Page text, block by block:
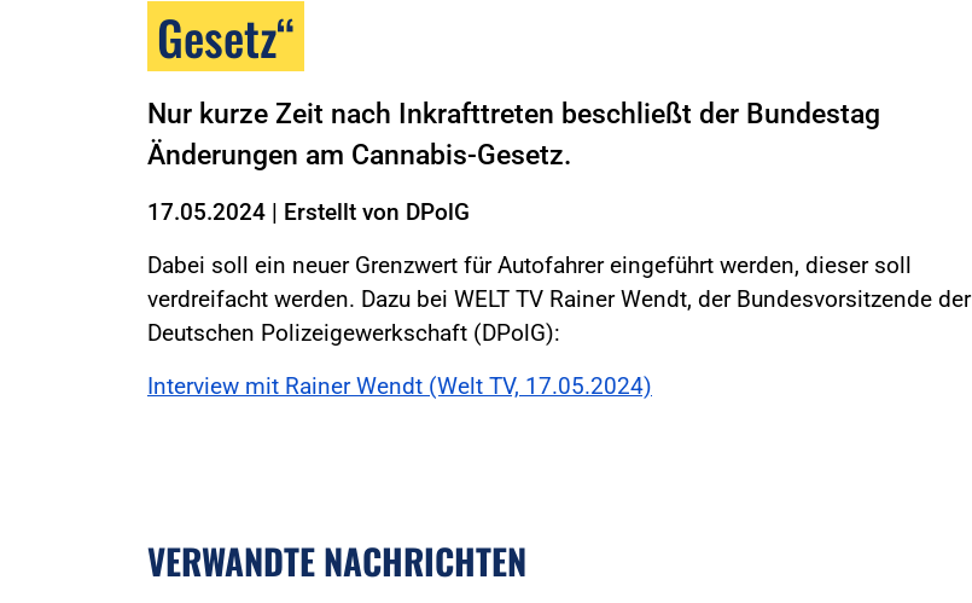
Gesetz“
Nur kurze Zeit nach Inkrafttreten beschließt der Bundestag
Änderungen am Cannabis-Gesetz.
17.05.2024 | Erstellt von DPolG
Dabei soll ein neuer Grenzwert für Autofahrer eingeführt werden, dieser soll
verdreifacht werden. Dazu bei WELT TV Rainer Wendt, der Bundesvorsitzende der
Deutschen Polizeigewerkschaft (DPolG):
Interview mit Rainer Wendt (Welt TV, 17.05.2024)
VERWANDTE NACHRICHTEN